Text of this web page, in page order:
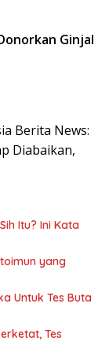
Ginjal
Berita News:
Diabaikan,
Itu? Ini Kata
yang
Untuk Tes Buta
Tes